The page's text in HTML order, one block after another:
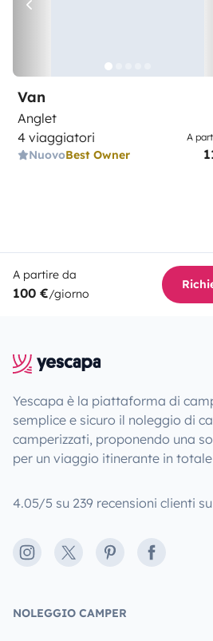
Van
Anglet
4 viaggiatori
NuovoBest Owner
A
A partire da
100 €/giorno
Yescapa è la piattaforma di
semplice e sicuro il noleggio di
camperizzati, proponendo una
per un viaggio itinerante in
4.05/5 su 239 recensioni clienti
Instagram
X PinterestFacebook
NOLEGGIO CAMPER